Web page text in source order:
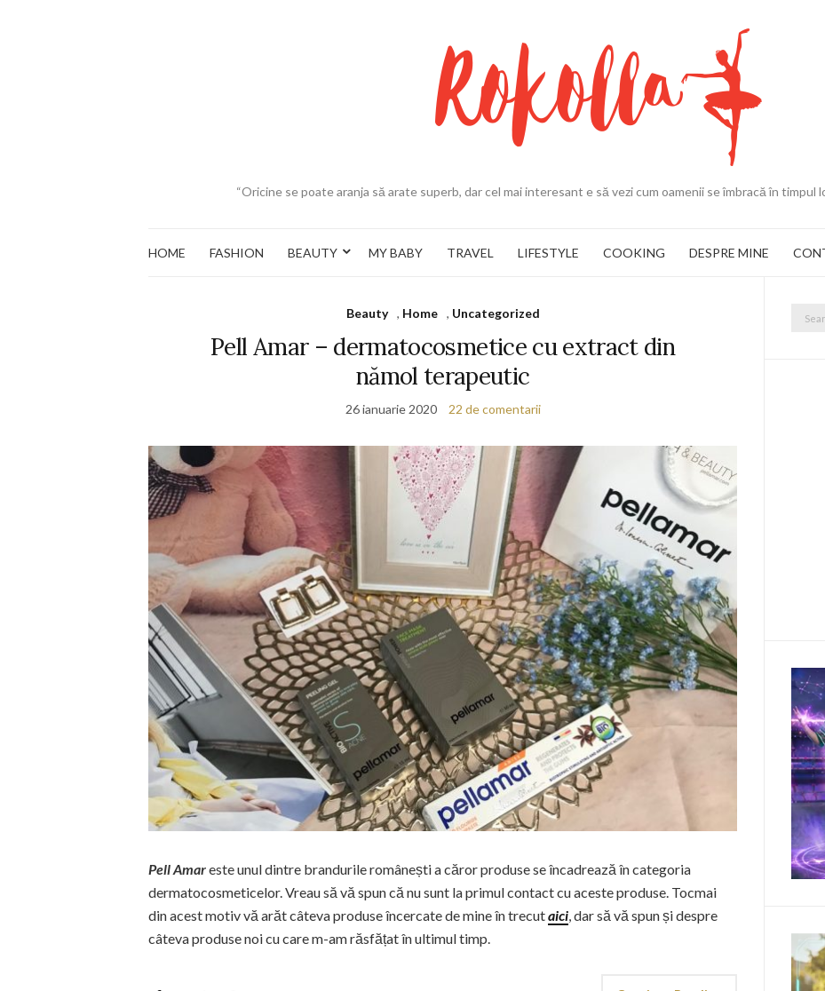
“Oricine se poate aranja să arate superb, dar cel mai interesant e să vezi cum oamenii se îmbracă în timpul
HOME FASHION BEAUTY MY BABY TRAVEL LIFESTYLE COOKING DESPRE MINE
Beauty , Home , Uncategorized
Pell Amar – dermatocosmetice cu extract din
nămol terapeutic
26 ianuarie 2020 22 de comentarii
Pell Amareste unul dintre brandurile românești a căror produse se încadrează în categoria
dermatocosmeticelor. Vreau să vă spun că nu sunt la primul contact cu aceste produse. Tocmai
din acest motiv vă arăt câteva produse încercate de mine în trecutaici, dar să vă spun și despre
câteva produse noi cu care m-am răsfățat în ultimul timp.